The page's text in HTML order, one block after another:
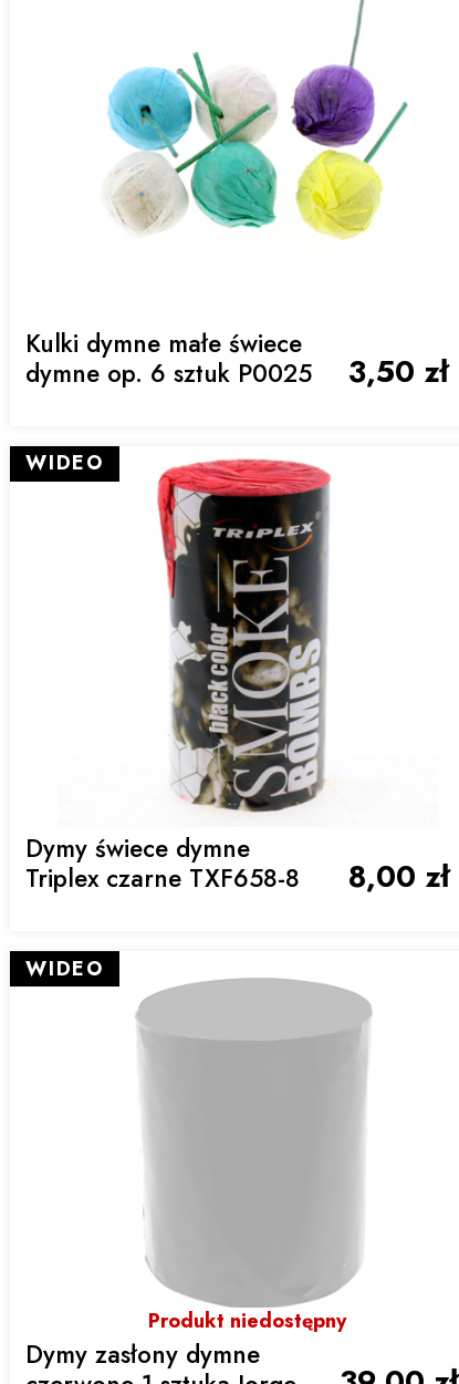
Kulki dymne małe świece
dymne op. 6 sztuk P0025
3,50 zł
Dymy świece dymne
Triplex czarne TXF658-8
8,00 zł
WIDEO
Produkt niedostępny
Dymy zasłony dymne
WIDEO